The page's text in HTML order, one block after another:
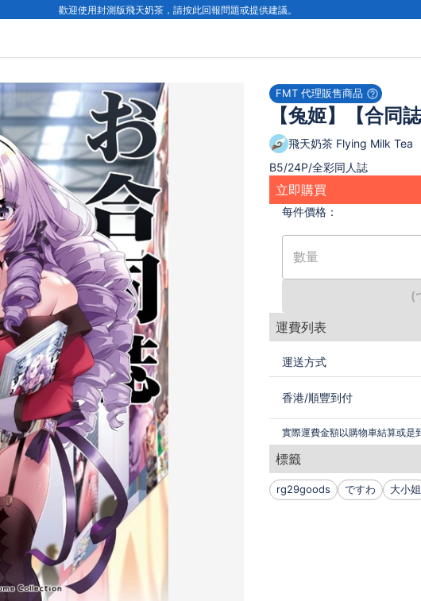
歡迎使用封測版飛天奶茶，請按此回報問題或提供建議。
FMT 代理販售商品
【兔姬】【合同
飛天奶茶 Flying Milk Tea
B5/24P/全彩同人誌
立即購買
每件價格：
數量
(
運費列表
運送方式
香港/順豐到付
實際運費金額以購物車結算或是
標籤
rg29goods ですわ 大小姐